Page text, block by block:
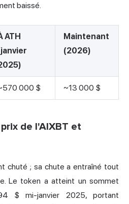
baissé.
ATH
Maintenant
(2026)
000 $ ~13 000 $
de l'AIXBT et
chuté ; sa chute a entraîné tout
Le token a atteint un sommet
$ mi-janvier 2025, portant